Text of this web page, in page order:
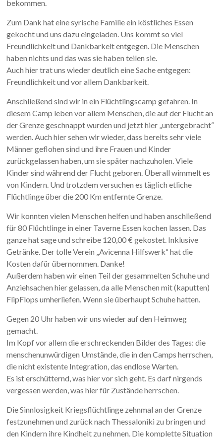
bekommen.
Zum Dank hat eine syrische Familie ein köstliches Essen
gekocht und uns dazu eingeladen. Uns kommt so viel
Freundlichkeit und Dankbarkeit entgegen. Die Menschen
haben nichts und das was sie haben teilen sie.
Auch hier trat uns wieder deutlich eine Sache entgegen:
Freundlichkeit und vor allem Dankbarkeit.
Anschließend sind wir in ein Flüchtlingscamp gefahren. In
diesem Camp leben vor allem Menschen, die auf der Flucht an
der Grenze geschnappt wurden und jetzt hier „untergebracht“
werden. Auch hier sehen wir wieder, dass bereits sehr viele
Männer geflohen sind und ihre Frauen und Kinder
zurückgelassen haben, um sie später nachzuholen. Viele
Kinder sind während der Flucht geboren. Überall wimmelt es
von Kindern. Und trotzdem versuchen es täglich etliche
Flüchtlinge über die 200 Km entfernte Grenze.
Wir konnten vielen Menschen helfen und haben anschließend
für 80 Flüchtlinge in einer Taverne Essen kochen lassen. Das
ganze hat sage und schreibe 120,00 € gekostet. Inklusive
Getränke. Der tolle Verein „Avicenna Hilfswerk“ hat die
Kosten dafür übernommen. Danke!
Außerdem haben wir einen Teil der gesammelten Schuhe und
Anziehsachen hier gelassen, da alle Menschen mit (kaputten)
FlipFlops umherliefen. Wenn sie überhaupt Schuhe hatten.
Gegen 20 Uhr haben wir uns wieder auf den Heimweg
gemacht.
Im Kopf vor allem die erschreckenden Bilder des Tages: die
menschenunwürdigen Umstände, die in den Camps herrschen,
die nicht existente Integration, das endlose Warten.
Es ist erschütternd, was hier vor sich geht. Es darf nirgends
vergessen werden, was hier für Zustände herrschen.
Die Sinnlosigkeit Kriegsflüchtlinge zehnmal an der Grenze
festzunehmen und zurück nach Thessaloniki zu bringen und
den Kindern ihre Kindheit zu nehmen. Die komplette Situation